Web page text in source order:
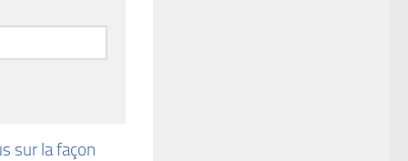
sur la façon